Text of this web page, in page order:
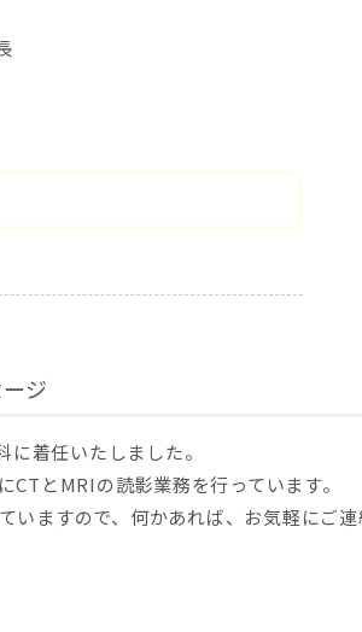
ジ
着任いたしました。
CTとMRIの読影業務を行っています。
いますので、何かあれば、お気軽にご連